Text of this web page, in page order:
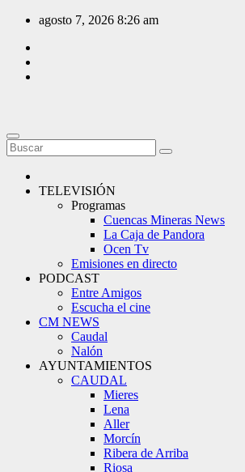
Saltar
contenido
agosto 7, 2026 8:26 am
TELEVISIÓN
Programas
Cuencas Mineras News
La Caja de Pandora
Ocen Tv
Emisiones en directo
PODCAST
Entre Amigos
Escucha el cine
CM NEWS
Caudal
Nalón
AYUNTAMIENTOS
CAUDAL
Mieres
Lena
Aller
Morcín
Ribera de Arriba
Riosa